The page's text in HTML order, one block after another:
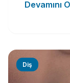
Devamını
Diş